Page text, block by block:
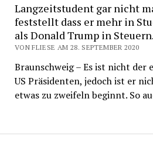
Langzeitstudent gar nicht
feststellt dass er mehr in
als Donald Trump in Steuern.
VON FLIESE AM 28. SEPTEMBER 2020
Braunschweig – Es ist nicht der
US Präsidenten, jedoch ist er
etwas zu zweifeln beginnt. So